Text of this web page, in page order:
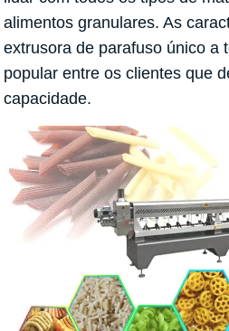
alimentos granulares. As
extrusora de parafuso único a
popular entre os clientes que
capacidade.